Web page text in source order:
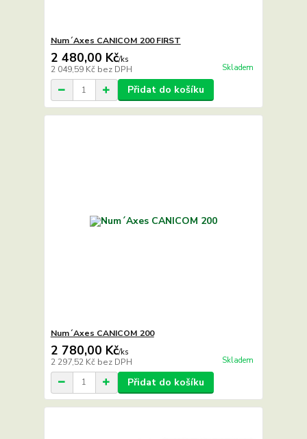
Num´Axes CANICOM 200 FIRST
2 480,00 Kč/ks
2 049,59 Kč bez DPH Skladem
Přidat do košíku
Num´Axes CANICOM 200
2 780,00 Kč/ks
2 297,52 Kč bez DPH Skladem
Přidat do košíku